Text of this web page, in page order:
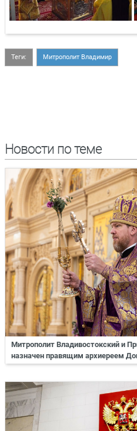
Теги: Митрополит Владимир
Новости по теме
Митрополит Владивостокский и
назначен правящим архиереем